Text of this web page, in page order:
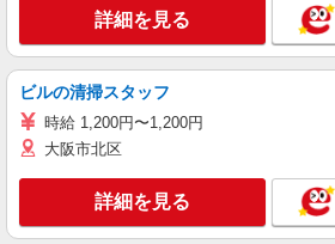
詳細を見る
ビルの清掃スタッフ
時給 1,200円〜1,200円
大阪市北区
詳細を見る